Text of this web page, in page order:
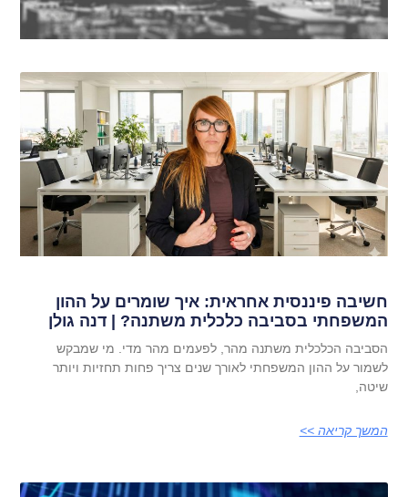
חשיבה פיננסית אחראית: איך שומרים על ההון
המשפחתי בסביבה כלכלית משתנה? | דנה גולן
הסביבה הכלכלית משתנה מהר, לפעמים מהר מדי. מי שמבקש
לשמור על ההון המשפחתי לאורך שנים צריך פחות תחזיות ויותר
שיטה,
המשך קריאה >>